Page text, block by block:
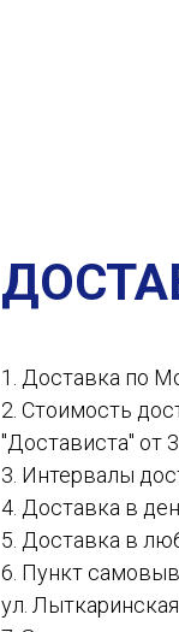
1. Доставка по
2. Стоимость
"Достависта" от
3. Интервалы
4. Доставка в
5. Доставка в
6. Пункт
ул.